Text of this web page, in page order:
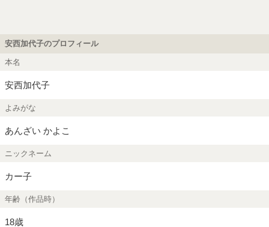
安西加代子のプロフィール
本名
安西加代子
よみがな
あんざい かよこ
ニックネーム
カー子
年齢（作品時）
18歳